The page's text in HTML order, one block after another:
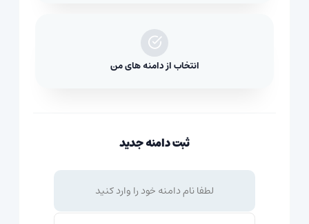
انتخاب از دامنه های من
ثبت دامنه جدید